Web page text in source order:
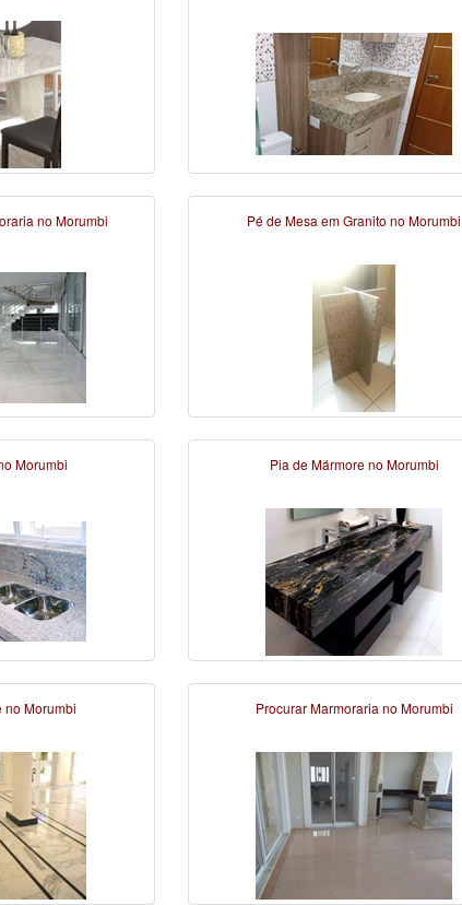
no Morumbi Pé de Mesa em Granito no Morumbi
Morumbi Pia de Mármore no Morumbi
no Morumbi Procurar Marmoraria no Morumbi